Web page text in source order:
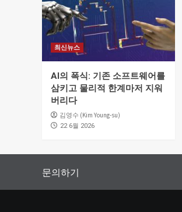
최신뉴스
AI의 폭식: 기존 소프트웨어를
삼키고 물리적 한계마저 지워
버리다
김영수 (Kim Young-su)
22 6월 2026
문의하기